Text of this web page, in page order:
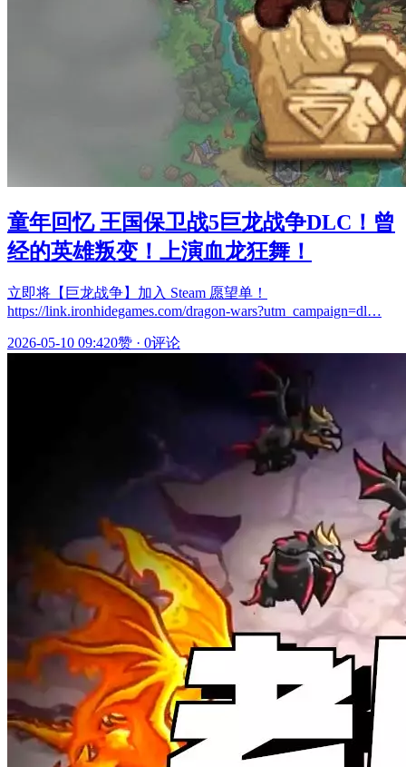
童年回忆 王国保卫战5巨龙战争DLC！曾
经的英雄叛变！上演血龙狂舞！
立即将【巨龙战争】加入 Steam 愿望单！
https://link.ironhidegames.com/dragon-wars?utm_campaign=dl…
2026-05-10 09:420赞 · 0评论